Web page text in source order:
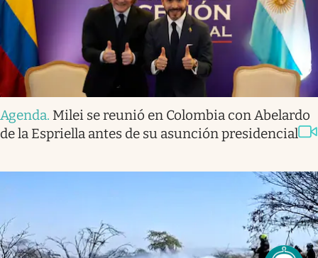
Agenda. Milei se reunió en Colombia con Abelardo
de la Espriella antes de su asunción presidencial